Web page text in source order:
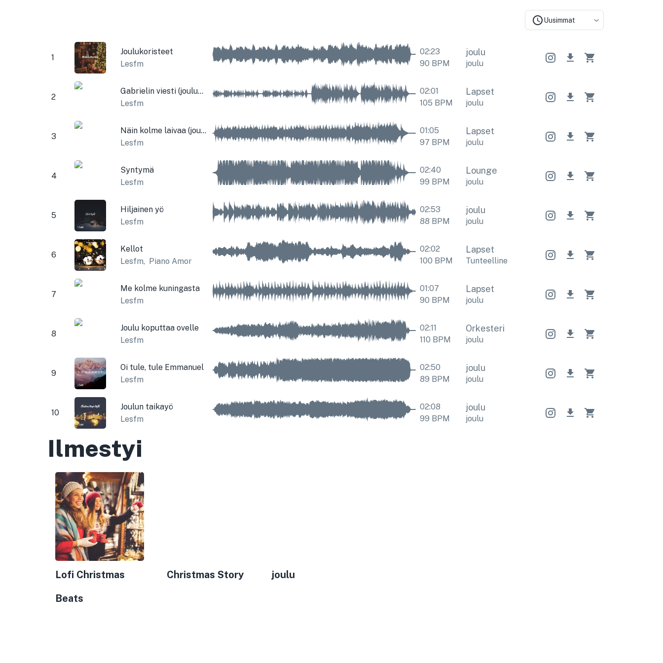
Uusimmat
1
Joulukoristeet
Lesfm
02:23
90 BPM
joulu
joulu
2
Gabrielin viesti (joulumusiikkilaatikko ja kellot)
Lesfm
02:01
105 BPM
Lapset
joulu
3
Näin kolme laivaa (joulukellot)
Lesfm
01:05
97 BPM
Lapset
joulu
4
Syntymä
Lesfm
02:40
99 BPM
Lounge
joulu
5
Hiljainen yö
Lesfm
02:53
88 BPM
joulu
joulu
6
Kellot
Lesfm, Piano Amor
02:02
100 BPM
Lapset
Tunteellinen Tunteellinen, joulu
7
Me kolme kuningasta
Lesfm
01:07
90 BPM
Lapset
joulu
8
Joulu koputtaa ovelle
Lesfm
02:11
110 BPM
Orkesteri Orkesteri Orkesteri
joulu
9
Oi tule, tule Emmanuel
Lesfm
02:50
89 BPM
joulu
joulu
10
Joulun taikayö
Lesfm
02:08
99 BPM
joulu
joulu
Ilmestyi
Lofi Christmas
Beats
Christmas Story joulu